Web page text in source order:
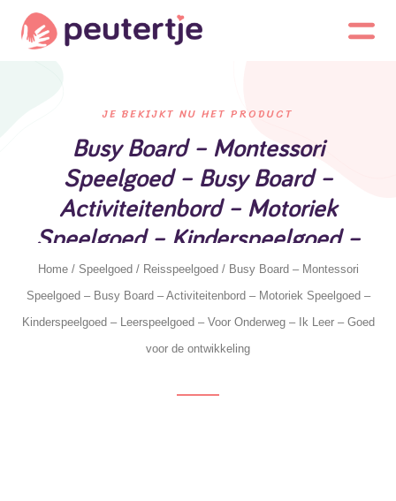
JE BEKIJKT NU HET PRODUCT
Busy Board – Montessori
Speelgoed – Busy Board –
Activiteitenbord – Motoriek
Speelgoed – Kinderspeelgoed –
Leerspeelgoed – Voor Onderweg –
Ik Leer – Goed voor de
ontwikkeling
Home/ Speelgoed / Reisspeelgoed / Busy Board – Montessori
Speelgoed – Busy Board – Activiteitenbord – Motoriek Speelgoed –
Kinderspeelgoed – Leerspeelgoed – Voor Onderweg – Ik Leer – Goed
voor de ontwikkeling